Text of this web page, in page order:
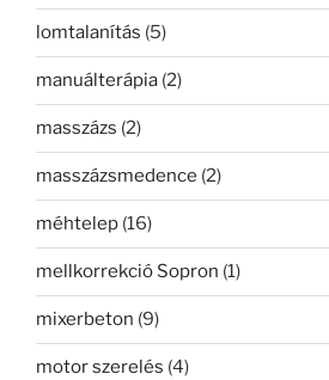
lomtalanítás (5)
manuálterápia (2)
masszázs (2)
masszázsmedence (2)
méhtelep (16)
mellkorrekció Sopron (1)
mixerbeton (9)
motor szerelés (4)